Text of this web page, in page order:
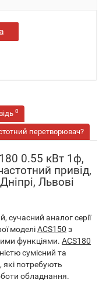
0
перетворювач?
0.55 кВт 1ф,
привід,
Львові
сучасний аналог серії
моделіACS150 з
функціями. ACS180
сумісний та
потребують
обладнання.